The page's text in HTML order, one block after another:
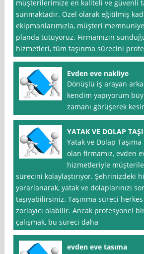
müşterilerimize en kaliteli ve güvenli
sunmaktadır. Özel olarak eğitilmiş
ekipmanlarımızla, müşteri
planda tutuyoruz. Firmamızın
hizmetleri, tüm taşınma sürecini
Evden eve nakliye
Dönüşlü iş arayan
kendim yapıyorum
zamanı görüşerek
YATAK VE DOLAP
Yatak ve Dolap
olan firmamız, evden
hizmetleriyle
sürecini kolaylaştırıyor. Şehrinizdeki
yararlanarak, yatak ve dolaplarınızı
taşıyabilirsiniz. Taşınma süreci
zorlayıcı olabilir. Ancak profesyonel
çalışmak, bu süreci daha
evden eve tasıma